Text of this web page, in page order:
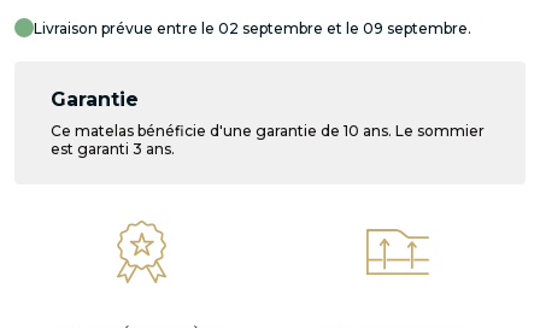
Livraison prévue entre le 02 septembre et le 09 septembre.
Garantie
Ce matelas bénéficie d'une garantie de 10 ans. Le sommier
est garanti 3 ans.